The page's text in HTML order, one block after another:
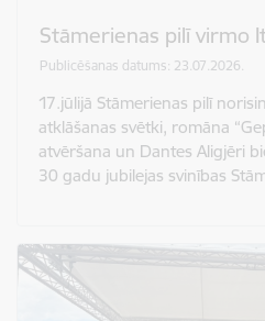
Stāmerienas pilī virmo
Publicēšanas datums: 23.07.2026.
17.jūlijā Stāmerienas pilī
atklāšanas svētki, romāna
atvēršana un Dantes Aligjēri
30 gadu jubilejas svinības